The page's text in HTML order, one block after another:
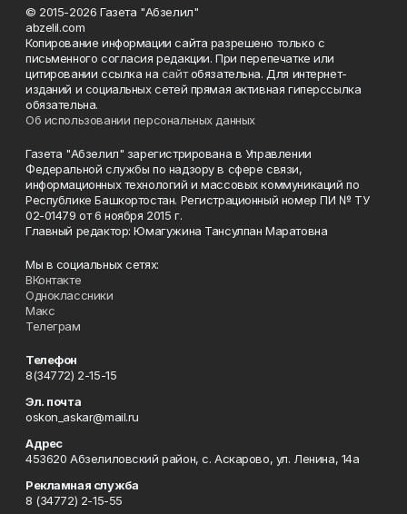
© 2015-2026 Газета "Абзелил"
abzelil.com
Копирование информации сайта разрешено только с
письменного согласия редакции. При перепечатке или
цитировании ссылка на сайтобязательна. Для интернет-
изданий и социальных сетей прямая активная гиперссылка
обязательна.
Об использовании персональных данных
Газета "Абзелил" зарегистрирована в Управлении
Федеральной службы по надзору в сфере связи,
информационных технологий и массовых коммуникаций по
Республике Башкортостан. Регистрационный номер ПИ № ТУ
02-01479 от 6 ноября 2015 г.
Главный редактор: Юмагужина Тансулпан Маратовна
Мы в социальных сетях:
ВКонтакте
Одноклассники
Макс
Телеграм
Телефон
8(34772) 2-15-15
Эл. почта
oskon_askar@mail.ru
Адрес
453620 Абзелиловский район, с. Аскарово, ул. Ленина, 14а
Рекламная служба
8 (34772) 2-15-55